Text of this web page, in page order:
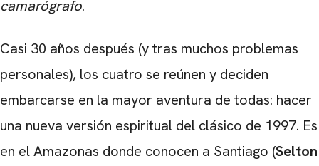
camarógrafo.
Casi 30 años después (y tras muchos problemas
personales), los cuatro se reúnen y deciden
embarcarse en la mayor aventura de todas: hacer
una nueva versión espiritual del clásico de 1997. Es
en el Amazonas donde conocen a Santiago (Selton